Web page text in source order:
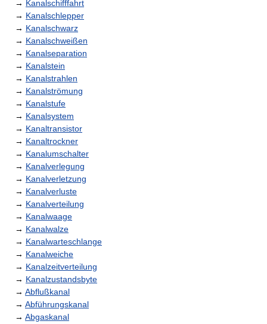
→ Kanalschifffahrt
→ Kanalschlepper
→ Kanalschwarz
→ Kanalschweißen
→ Kanalseparation
→ Kanalstein
→ Kanalstrahlen
→ Kanalströmung
→ Kanalstufe
→ Kanalsystem
→ Kanaltransistor
→ Kanaltrockner
→ Kanalumschalter
→ Kanalverlegung
→ Kanalverletzung
→ Kanalverluste
→ Kanalverteilung
→ Kanalwaage
→ Kanalwalze
→ Kanalwarteschlange
→ Kanalweiche
→ Kanalzeitverteilung
→ Kanalzustandsbyte
→ Abflußkanal
→ Abführungskanal
→ Abgaskanal